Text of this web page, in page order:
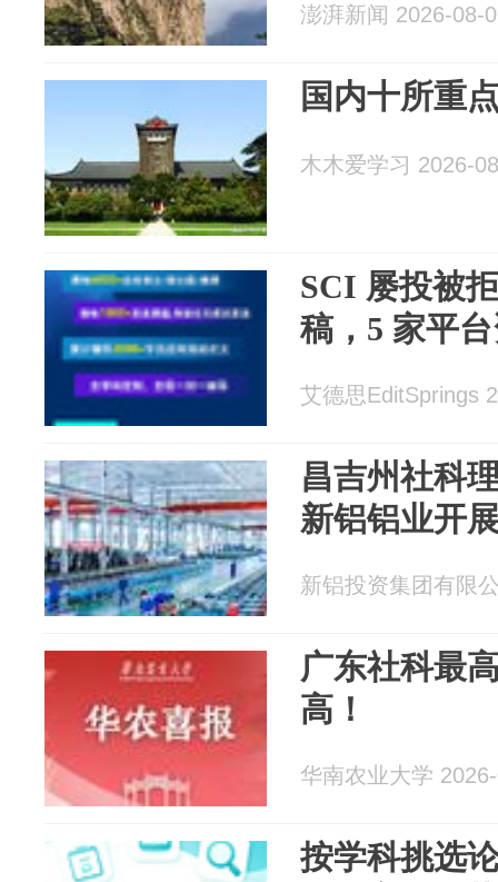
澎湃新闻 2026-08-
国内十所重
木木爱学习 2026-
SCI 屡投被
稿，5 家平
艾德思EditSprings
昌吉州社科
新铝铝业开
新铝投资集团有限
广东社科最
高！
华南农业大学
按学科挑选